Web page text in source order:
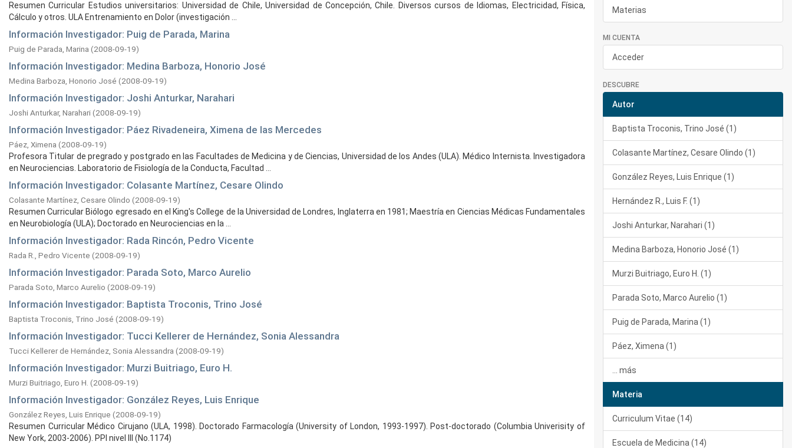
Resumen Curricular Estudios universitarios: Universidad de Chile, Universidad de Concepción, Chile. Diversos cursos de Idiomas, Electricidad, Física,
Cálculo y otros. ULA Entrenamiento en Dolor (investigación ...
Información Investigador: Puig de Parada, Marina
Puig de Parada, Marina (2008-09-19)
Información Investigador: Medina Barboza, Honorio José
Medina Barboza, Honorio José (2008-09-19)
Información Investigador: Joshi Anturkar, Narahari
Joshi Anturkar, Narahari(2008-09-19)
Información Investigador: Páez Rivadeneira, Ximena de las Mercedes
Páez, Ximena (2008-09-19)
Profesora Titular de pregrado y postgrado en las Facultades de Medicina y de Ciencias, Universidad de los Andes (ULA). Médico Internista. Investigadora
en Neurociencias. Laboratorio de Fisiología de la Conducta, Facultad ...
Información Investigador: Colasante Martínez, Cesare Olindo
Colasante Martínez, Cesare Olindo (2008-09-19)
Resumen Curricular Biólogo egresado en el King's College de la Universidad de Londres, Inglaterra en 1981; Maestría en Ciencias Médicas Fundamentales
en Neurobiología (ULA); Doctorado en Neurociencias en la ...
Información Investigador: Rada Rincón, Pedro Vicente
Rada R., Pedro Vicente (2008-09-19)
Información Investigador: Parada Soto, Marco Aurelio
Parada Soto, Marco Aurelio (2008-09-19)
Información Investigador: Baptista Troconis, Trino José
Baptista Troconis, Trino José (2008-09-19)
Información Investigador: Tucci Kellerer de Hernández, Sonia Alessandra
Tucci Kellerer de Hernández, Sonia Alessandra (2008-09-19)
Información Investigador: Murzi Buitriago, Euro H.
Murzi Buitriago, Euro H. (2008-09-19)
Información Investigador: González Reyes, Luis Enrique
González Reyes, Luis Enrique (2008-09-19)
Resumen Curricular Médico Cirujano (ULA, 1998). Doctorado Farmacología (University of London, 1993-1997). Post-doctorado (Columbia Univerisity of
New York, 2003-2006). PPI nivel III (No.1174)
Materias
MI CUENTA
Acceder
DESCUBRE
Autor
Baptista Troconis, Trino José (1)
Colasante Martínez, Cesare Olindo (1)
González Reyes, Luis Enrique (1)
Hernández R., Luis F. (1)
Joshi Anturkar, Narahari (1)
Medina Barboza, Honorio José (1)
Murzi Buitriago, Euro H. (1)
Parada Soto, Marco Aurelio (1)
Puig de Parada, Marina (1)
Páez, Ximena (1)
... más
Materia
Curriculum Vitae (14)
Escuela de Medicina (14)